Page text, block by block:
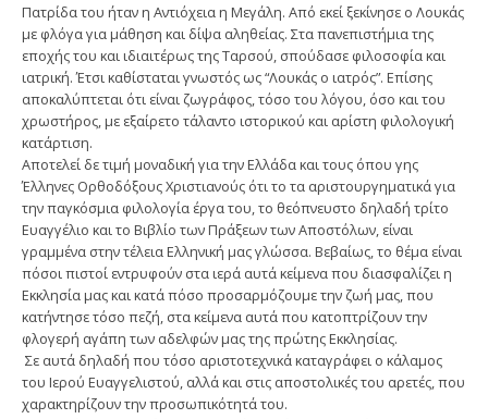
Πατρίδα του ήταν η Αντιόχεια η Μεγάλη. Από εκεί ξεκίνησε ο Λουκάς
με φλόγα για μάθηση και δίψα αληθείας. Στα πανεπιστήμια της
εποχής του και ιδιαιτέρως της Ταρσού, σπούδασε φιλοσοφία και
ιατρική. Έτσι καθίσταται γνωστός ως “Λουκάς ο ιατρός”. Επίσης
αποκαλύπτεται ότι είναι ζωγράφος, τόσο του λόγου, όσο και του
χρωστήρος, με εξαίρετο τάλαντο ιστορικού και αρίστη φιλολογική
κατάρτιση.
Αποτελεί δε τιμή μοναδική για την Ελλάδα και τους όπου γης
Έλληνες Ορθοδόξους Χριστιανούς ότι το τα αριστουργηματικά για
την παγκόσμια φιλολογία έργα του, το θεόπνευστο δηλαδή τρίτο
Ευαγγέλιο και το Βιβλίο των Πράξεων των Αποστόλων, είναι
γραμμένα στην τέλεια Ελληνική μας γλώσσα. Βεβαίως, το θέμα είναι
πόσοι πιστοί εντρυφούν στα ιερά αυτά κείμενα που διασφαλίζει η
Εκκλησία μας και κατά πόσο προσαρμόζουμε την ζωή μας, που
κατήντησε τόσο πεζή, στα κείμενα αυτά που κατοπτρίζουν την
φλογερή αγάπη των αδελφών μας της πρώτης Εκκλησίας.
Σε αυτά δηλαδή που τόσο αριστοτεχνικά καταγράφει ο κάλαμος
του Ιερού Ευαγγελιστού, αλλά και στις αποστολικές του αρετές, που
χαρακτηρίζουν την προσωπικότητά του.